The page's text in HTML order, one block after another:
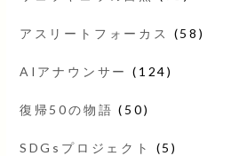
アスリートフォーカス (58)
AIアナウンサー (124)
復帰50の物語 (50)
SDGsプロジェクト (5)